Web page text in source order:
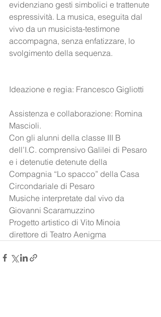
evidenziano gesti simbolici e trattenute
espressività. La musica, eseguita dal
vivo da un musicista-testimone
accompagna, senza enfatizzare, lo
svolgimento della sequenza.
Ideazione e regia: Francesco Gigliotti
Assistenza e collaborazione: Romina
Mascioli.
Con gli alunni della classe III B
dell’I.C. comprensivo Galilei di Pesaro
e i detenutie detenute della
Compagnia “Lo spacco” della Casa
Circondariale di Pesaro
Musiche interpretate dal vivo da
Giovanni Scaramuzzino
Progetto artistico di Vito Minoia
direttore di Teatro Aenigma